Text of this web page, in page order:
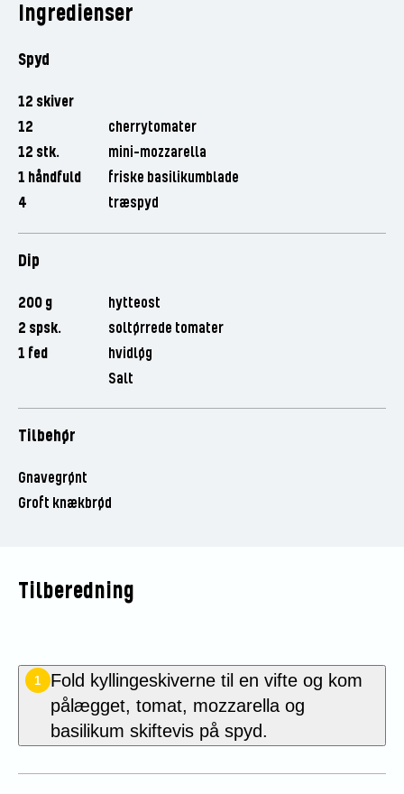
Ingredienser
Spyd
12 skiver
12
cherrytomater
12 stk.
mini-mozzarella
1 håndfuld
friske basilikumblade
4
træspyd
Dip
200 g
hytteost
2 spsk.
soltørrede tomater
1 fed
hvidløg
Salt
Tilbehør
Gnavegrønt
Groft knækbrød
Tilberedning
1
Fold kyllingeskiverne til en vifte og kom
pålægget, tomat, mozzarella og
basilikum skiftevis på spyd.